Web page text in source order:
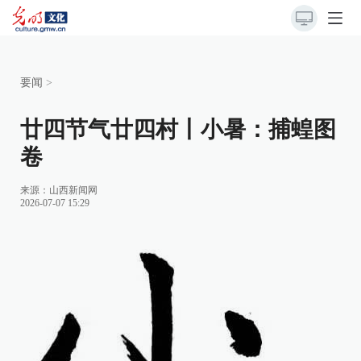
要闻 >
廿四节气廿四村丨小暑：捕蝗图
卷
来源： 山西新闻网
2026-07-07 15:29